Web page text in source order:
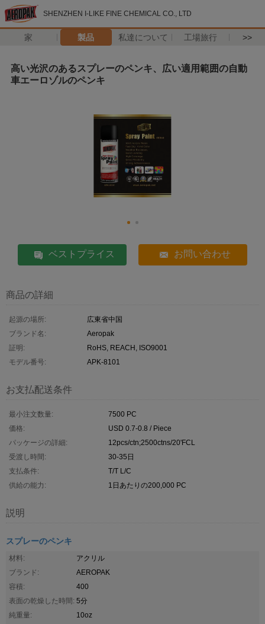
SHENZHEN I-LIKE FINE CHEMICAL CO., LTD
家 製品 私達について 工場旅行 >>
高い光沢のあるスプレーのペンキ、広い適用範囲の自動
車エーロゾルのペンキ
ベストプライス お問い合わせ
商品の詳細
起源の場所:
広東省中国
ブランド名:
Aeropak
証明:
RoHS, REACH, ISO9001
モデル番号:
APK-8101
お支払配送条件
最小注文数量:
7500 PC
価格:
USD 0.7-0.8 / Piece
パッケージの詳細:
12pcs/ctn;2500ctns/20'FCL
受渡し時間:
30-35日
支払条件:
T/T L/C
供給の能力:
1日あたりの200,000 PC
説明
スプレーのペンキ
材料:
アクリル
ブランド:
AEROPAK
容積:
400
表面の乾燥した時間: 5分
純重量:
10oz